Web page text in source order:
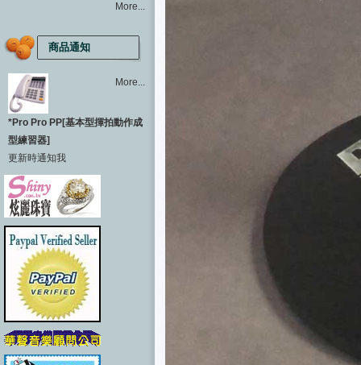
More...
商品通知
*Pro Pro PP[基本型揮拍動作成
型練習器]
更新時通知我
More...